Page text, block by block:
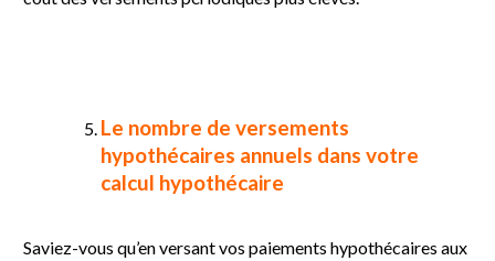
Le nombre de versements
hypothécaires annuels dans votre
calcul hypothécaire
Saviez-vous qu’en versant vos paiements hypothécaires aux